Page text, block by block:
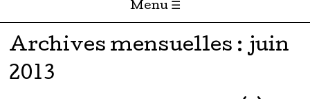
Menu ☰
Passer directement au contenu
Archives mensuelles : juin
2013